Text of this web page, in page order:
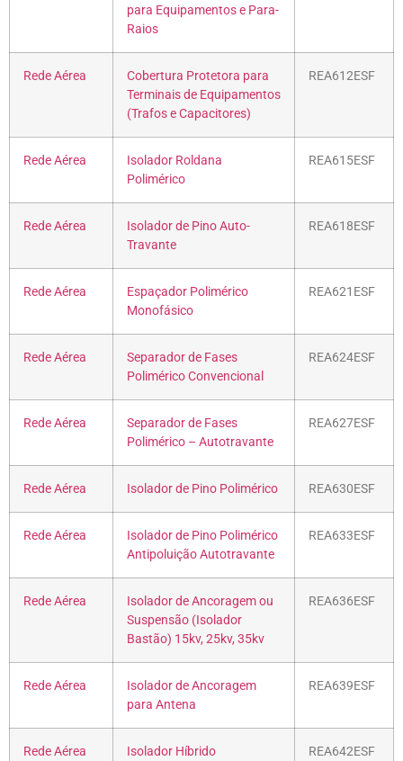
para Equipamentos e Para-
Raios
Rede Aérea
Cobertura Protetora para
Terminais de Equipamentos
(Trafos e Capacitores)
REA612ESF
Rede Aérea
Isolador Roldana
Polimérico
REA615ESF
Rede Aérea
Isolador de Pino Auto-
Travante
REA618ESF
Rede Aérea
Espaçador Polimérico
Monofásico
REA621ESF
Rede Aérea
Separador de Fases
Polimérico Convencional
REA624ESF
Rede Aérea
Separador de Fases
Polimérico – Autotravante
REA627ESF
Rede Aérea Isolador de Pino Polimérico REA630ESF
Rede Aérea
Isolador de Pino Polimérico
Antipoluição Autotravante
REA633ESF
Rede Aérea
Isolador de Ancoragem ou
Suspensão (Isolador
Bastão) 15kv, 25kv, 35kv
REA636ESF
Rede Aérea
Isolador de Ancoragem
para Antena
REA639ESF
Rede Aérea Isolador Híbrido REA642ESF